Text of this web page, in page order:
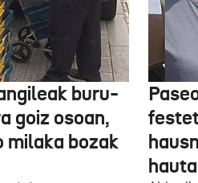
buru-
goiz osoan,
milaka bozak